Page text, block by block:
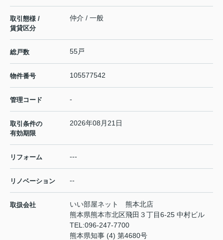
取引態様 /
賃貸区分
仲介 / 一般
総戸数 55戸
物件番号 105577542
管理コード -
取引条件の
有効期限
2026年08月21日
リフォーム ---
リノベーション --
取扱会社
いい部屋ネット 熊本北店
熊本県熊本市北区飛田３丁目6-25 中村ビル
TEL:096-247-7700
熊本県知事 (4) 第4680号